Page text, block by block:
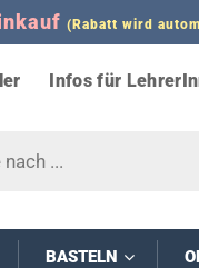
(Rabatt wird
Infos für
BASTELN